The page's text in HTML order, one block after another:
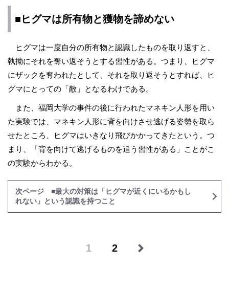
■ヒグマは所有物と獲物を諦めない
ヒグマは一度自分の所有物と認識したものを取り返すと、
執拗にそれを奪い返そうとする習性がある。つまり、ヒグマ
にザックを奪われたとして、それを取り返そうとすれば、ヒ
グマにとっての「敵」となるわけである。
また、福岡大学の事件の後に行われたマネキン人形を用い
た実験では、マネキン人形に背を向けさせ逃げる姿勢を取ら
せたところ、ヒグマはいきなり飛びかかってきたという。つ
まり、「背を向けて逃げるものを追う習性がある」ことがこ
の実験からわかる。
次ページ ■最大の対策は「ヒグマが近くにいるかもし
れない」という認識を持つこと
1 2